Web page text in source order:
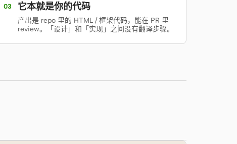
03 它本就是你的代码
产出是 repo 里的 HTML / 框架代码，能在 PR 里
review。「设计」和「实现」之间没有翻译步骤。